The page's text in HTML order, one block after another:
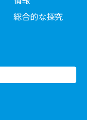
総合的な探究